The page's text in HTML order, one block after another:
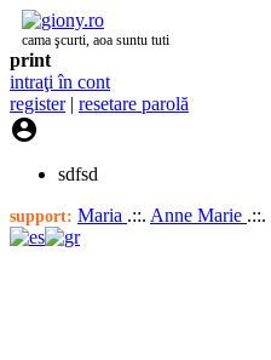
cama şcurti, aoa suntu tuti
print
intraţi în cont
register| resetare parolă

sdfsd
support: Maria .::. Anne Marie .::.